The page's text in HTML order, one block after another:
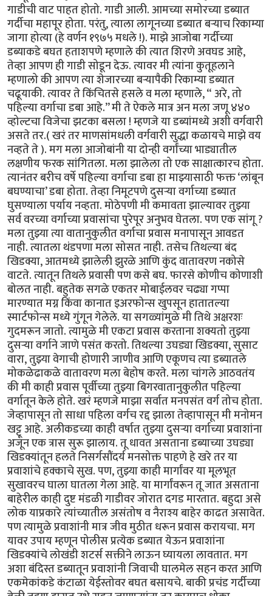
गाडीची वाट पाहत होतो. गाडी आली. आमच्या समोरच्या डब्यात
गर्दीचा महापूर होता. परंतु, त्याला लागूनच्या डब्यात बऱ्याच रिकाम्या
जागा होत्या (हे वर्णन १९७५ मधले !). माझे आजोबा गर्दीच्या
डब्याकडे बघत हताशपणे म्हणाले की त्यात शिरणे अवघड आहे,
तेव्हा आपण ही गाडी सोडून देऊ. त्यावर मी त्यांना कुतूहलाने
म्हणालो की आपण त्या शेजारच्या बऱ्यापैकी रिकाम्या डब्यात
चढूयाकी. त्यावर ते किंचितसे हसले व मला म्हणाले, “ अरे, तो
पहिल्या वर्गाचा डबा आहे.’’ मी ते ऐकले मात्र अन मला जणू ४४०
व्होल्टचा विजेचा झटका बसला ! म्हणजे या डब्यांमध्ये अशी वर्गवारी
असते तर.( खरं तर माणसांमधली वर्गवारी सुद्धा कळायचे माझे वय
नव्हते ते ). मग मला आजोबांनी या दोन्ही वर्गांच्या भाड्यातील
लक्षणीय फरक सांगितला. मला झालेला तो एक साक्षात्कारच होता.
त्यानंतर बरीच वर्षे पहिल्या वर्गाचा डबा हा माझ्यासाठी फक्त ‘लांबून
बघण्याचा’ डबा होता. तेव्हा निमूटपणे दुसऱ्या वर्गाच्या डब्यात
घुसण्याला पर्याय नव्हता. मोठेपणी मी कमावता झाल्यावर तुझ्या
सर्व वरच्या वर्गाच्या प्रवासांचा पुरेपूर अनुभव घेतला. पण एक सांगू ?
मला तुझ्या त्या वातानुकुलीत वर्गाचा प्रवास मनापासून आवडत
नाही. त्यातला थंडपणा मला सोसत नाही. तसेच तिथल्या बंद
खिडक्या, आतमध्ये झालेली झुरळे आणि कुंद वातावरण नकोसे
वाटते. त्यातून तिथले प्रवासी पण कसे बघ. फारसे कोणीच कोणाशी
बोलत नाही. बहुतेक सगळे एकतर मोबाईलवर चढ्या गप्पा
मारण्यात मग्न किंवा कानात इअरफोन्स खुपसून हातातल्या
स्मार्टफोन्स मध्ये गुंगून गेलेले. या सगळ्यांमुळे मी तिथे अक्षरशः
गुदमरून जातो. त्यामुळे मी एकटा प्रवास करताना शक्यतो तुझ्या
दुसऱ्या वर्गाने जाणे पसंत करतो. तिथल्या उघड्या खिडक्या, सुसाट
वारा, तुझ्या वेगाची होणारी जाणीव आणि एकूणच त्या डब्यातले
मोकळेढाकळे वातावरण मला बेहोष करते. मला चांगले आठवतंय
की मी काही प्रवास पूर्वीच्या तुझ्या बिगरवातानुकुलीत पहिल्या
वर्गातून केले होते. खरं म्हणजे माझा सर्वात मनपसंत वर्ग तोच होता.
जेव्हापासून तो साधा पहिला वर्गच रद्द झाला तेव्हापासून मी मनोमन
खट्टू आहे. अलीकडच्या काही वर्षात तुझ्या दुसऱ्या वर्गाच्या प्रवाशांना
अजून एक त्रास सुरू झालाय. तू धावत असताना डब्याच्या उघड्या
खिडक्यांतून हलते निसर्गसौंदर्य मनसोक्त पाहणे हे खरे तर या
प्रवाशांचे हक्काचे सुख. पण, तुझ्या काही मार्गांवर या मूलभूत
सुखावरच घाला घातला गेला आहे. या मार्गांवरून तू जात असताना
बाहेरील काही दुष्ट मंडळी गाडीवर जोरात दगड मारतात. बहुदा असे
लोक याप्रकारे त्यांच्यातील असंतोष व नैराश्य बाहेर काढत असावेत.
पण त्यामुळे प्रवाशांनी मात्र जीव मुठीत धरून प्रवास करायचा. मग
यावर उपाय म्हणून पोलीस प्रत्येक डब्यात येऊन प्रवाशांना
खिडक्यांचे लोखंडी शटर्स सक्तीने लाऊन घ्यायला लावतात. मग
अशा बंदिस्त डब्यातून प्रवाशांनी जिवाची घालमेल सहन करत आणि
एकमेकांकडे कंटाळा येईस्तोवर बघत बसायचे. बाकी प्रचंड गर्दीच्या